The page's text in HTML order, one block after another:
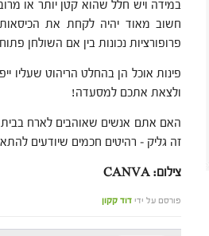
במידה ויש חלל שהוא קטן יותר או
חשוב מאוד יהיה לקחת את
פרופורציות נכונות בין אם השולחן
פינות אוכל הן בהחלט הריהוט שעליו
ולצאת אתכם למסעדה!
האם אתם אנשים שאוהבים לארח
זה גליק – רהיטים חכמים שיודעים
צילום: CANVA
פורסם על ידי דוד קקון